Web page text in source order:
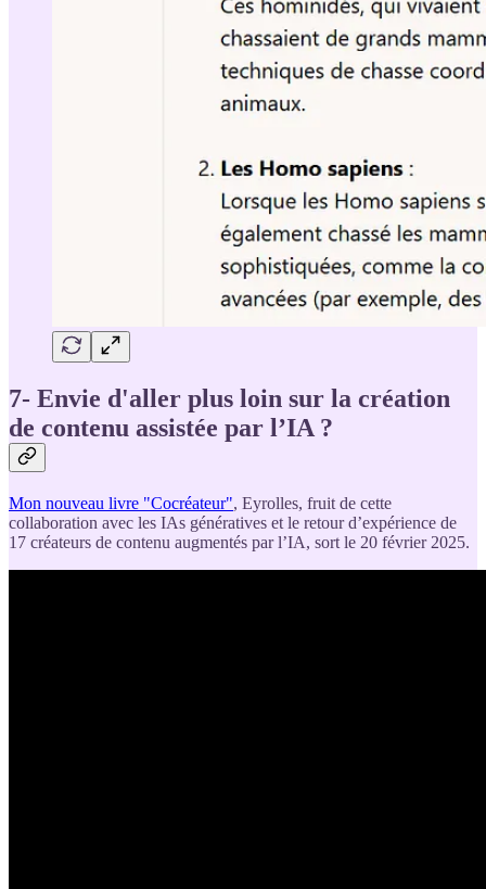
7- Envie d'aller plus loin sur la création
de contenu assistée par l’IA ?
Mon nouveau livre "Cocréateur", Eyrolles, fruit de cette
collaboration avec les IAs génératives et le retour d’expérience de
17 créateurs de contenu augmentés par l’IA, sort le 20 février 2025.